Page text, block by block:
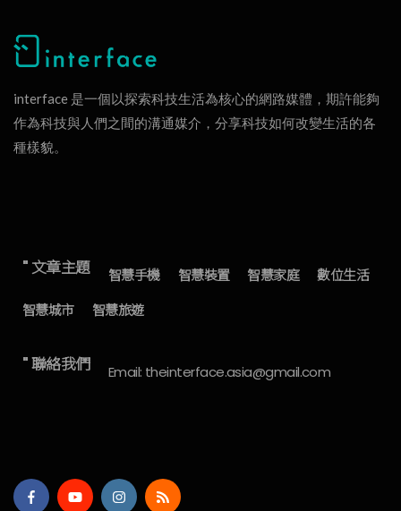
interface 是一個以探索科技生活為核心的網路媒體，期許能夠
作為科技與人們之間的溝通媒介，分享科技如何改變生活的各
種樣貌。
" 文章主題 智慧手機 智慧裝置 智慧家庭
數位生活
智慧城市
智慧旅遊
" 聯絡我們 Email: theinterface.asia@gmail.com